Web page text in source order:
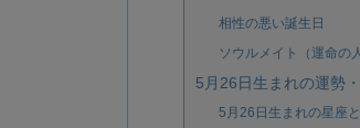
相性の悪い誕生日
ソウルメイト（運命の
5月26日生まれの運勢
5月26日生まれの星座